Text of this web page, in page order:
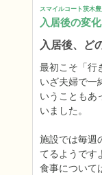
スマイルコート茨木
入居後の変化
入居後、ど
最初こそ「行
いざ夫婦で一
いうこともあ
いました。
施設では毎週
てるようです
食事について